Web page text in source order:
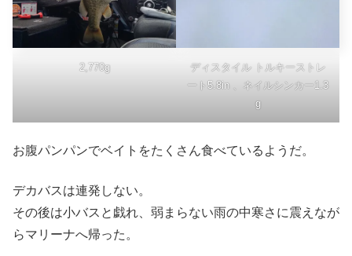
2,770g
ディスタイル トルキーストレ
ート5.8in 、ネイルシンカー1.3
g
お腹パンパンでベイトをたくさん食べているようだ。
デカバスは連発しない。
その後は小バスと戯れ、弱まらない雨の中寒さに震えなが
らマリーナへ帰った。